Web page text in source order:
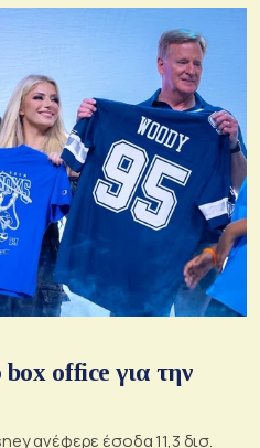
office για την
ανέφερε έσοδα 11,3 δισ.